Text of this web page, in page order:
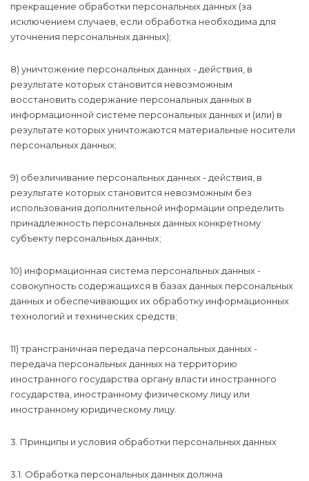
прекращение обработки персональных данных (за
исключением случаев, если обработка необходима для
уточнения персональных данных);
8) уничтожение персональных данных - действия, в
результате которых становится невозможным
восстановить содержание персональных данных в
информационной системе персональных данных и (или) в
результате которых уничтожаются материальные носители
персональных данных;
9) обезличивание персональных данных - действия, в
результате которых становится невозможным без
использования дополнительной информации определить
принадлежность персональных данных конкретному
субъекту персональных данных;
10) информационная система персональных данных -
совокупность содержащихся в базах данных персональных
данных и обеспечивающих их обработку информационных
технологий и технических средств;
11) трансграничная передача персональных данных -
передача персональных данных на территорию
иностранного государства органу власти иностранного
государства, иностранному физическому лицу или
иностранному юридическому лицу.
3. Принципы и условия обработки персональных данных
3.1. Обработка персональных данных должна